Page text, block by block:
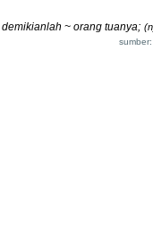
demikianlah ~ orang tuanya;